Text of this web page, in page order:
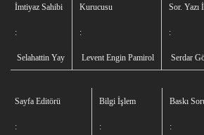
İmtiyaz Sahibi
:
Selahattin Yay
Kurucusu
:
Levent Engin Pamirol
Sor. Yazı
:
Serdar
Sayfa Editörü
:
Bilgi İşlem
:
Baskı
: